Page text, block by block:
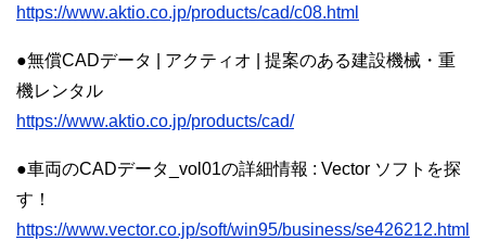
https://www.aktio.co.jp/products/cad/c08.html
●無償CADデータ | アクティオ | 提案のある建設機械・重
機レンタル
https://www.aktio.co.jp/products/cad/
●車両のCADデータ_vol01の詳細情報 : Vector ソフトを探
す！
https://www.vector.co.jp/soft/win95/business/se426212.html